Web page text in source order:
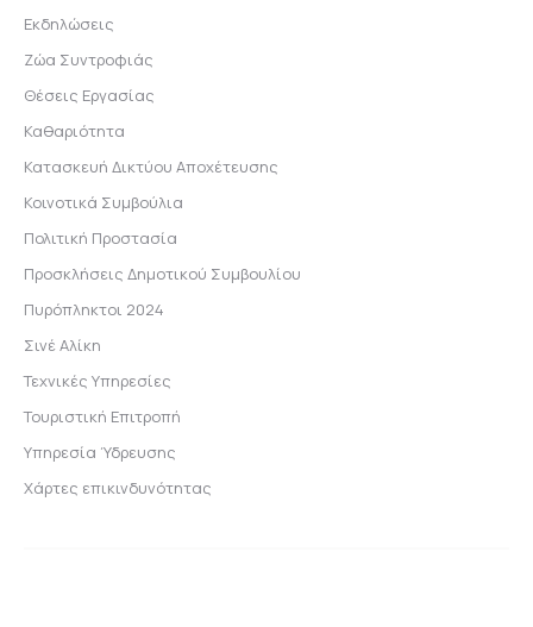
Εκδηλώσεις
Ζώα Συντροφιάς
Θέσεις Εργασίας
Καθαριότητα
Κατασκευή Δικτύου Αποχέτευσης
Κοινοτικά Συμβούλια
Πολιτική Προστασία
Προσκλήσεις Δημοτικού Συμβουλίου
Πυρόπληκτοι 2024
Σινέ Αλίκη
Τεχνικές Υπηρεσίες
Τουριστική Επιτροπή
Υπηρεσία Ύδρευσης
Χάρτες επικινδυνότητας